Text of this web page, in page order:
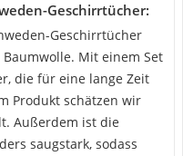
Geschirrtücher:
Geschirrtücher
Mit einem Set
die für eine lange Zeit
Produkt schätzen wir
Außerdem ist die
saugstark, sodass